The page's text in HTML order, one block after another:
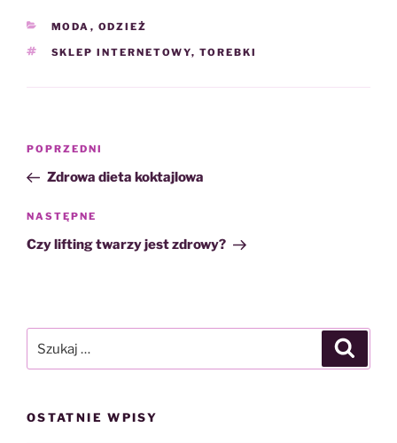
KATEGORIE
MODA , ODZIEŻ
TAGI
SKLEP INTERNETOWY, TOREBKI
Nawigacja
Poprzedni
wpis
POPRZEDNI
Zdrowa dieta koktajlowa
Następny
wpis
NASTĘPNE
Czy lifting twarzy jest zdrowy?
OSTATNIE WPISY